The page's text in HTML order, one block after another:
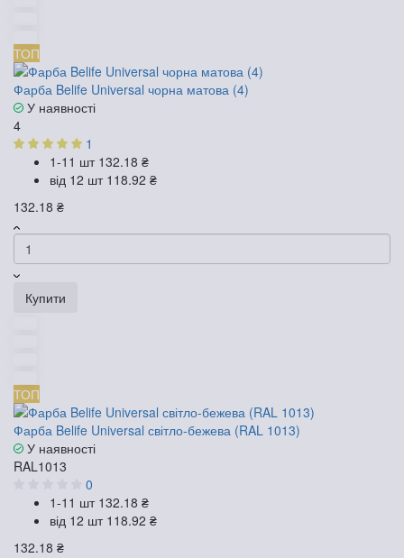
ТОП
Фарба Belife Universal чорна матова (4)
У наявності
4
1
1-11 шт 132.18 ₴
від 12 шт 118.92 ₴
132.18 ₴
Купити
ТОП
Фарба Belife Universal світло-бежева (RAL 1013)
У наявності
RAL1013
0
1-11 шт 132.18 ₴
від 12 шт 118.92 ₴
132.18 ₴